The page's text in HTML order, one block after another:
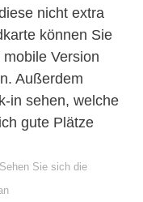
nicht extra
können Sie
Version
Außerdem
in sehen, welche
gute Plätze
Sehen Sie sich die